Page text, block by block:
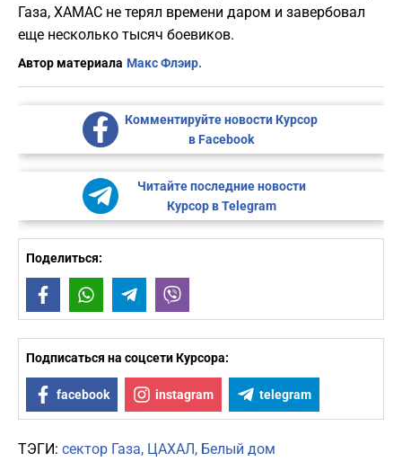
Газа, ХАМАС не терял времени даром и завербовал
еще несколько тысяч боевиков.
Автор материала Макс Флэир.
Комментируйте новости Курсор
в Facebook
Читайте последние новости
Курсор в Telegram
Поделиться:
FacebookWhatsAppTelegram
Подписаться на соцсети Курсора:
facebook instagram telegram
ТЭГИ: сектор Газа ЦАХАЛ Белый дом